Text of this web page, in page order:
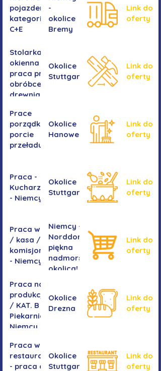
pojazdem
kategorii
C+E
-
okolice
Bremy
Link do
oferty
Stolarka
okienna -
praca przy
obróbce
drewnianych
okiennych
Okolice
Stuttgartu
Link do
oferty
Prace
porządkowe w
porcie
przeładunkowym
Okolice
Hanoweru
Link do
oferty
Praca -
Kucharz/kucharka
- Niemcy
Okolice
Stuttgartu
Link do
oferty
Praca w sklepie
/ kasa /
komisjonowanie
- Niemcy
Niemcy -
Norddorf -
piękna
nadmorska
okolica!
Link do
oferty
Praca na
produkcji
/ KAT. B -
Piekarnia
Niemcy
Okolice
Drezna
Link do
oferty
Praca w
restauracji
- praca dla
Okolice
Stuttgartu
Link do
oferty